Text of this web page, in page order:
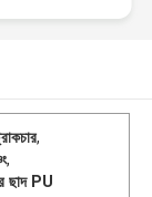
,
,
ছাদ PU